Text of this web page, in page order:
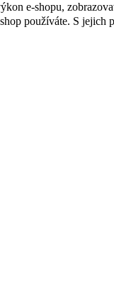
e-shopu,
používáte. S jejich